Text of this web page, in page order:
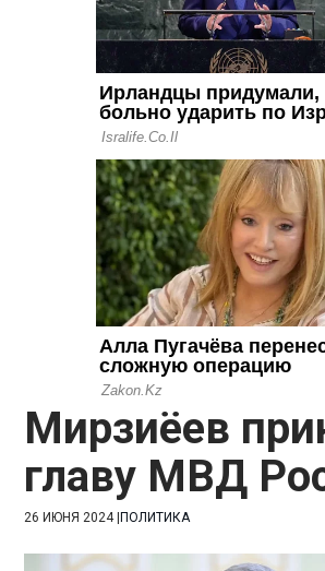
Мирзиёев
главу МВД
26 ИЮНЯ 2024|ПОЛИТИКА